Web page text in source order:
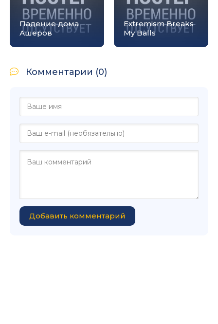
Падение дома
Ашеров
Extremism Breaks
My Balls
Комментарии (0)
Добавить комментарий